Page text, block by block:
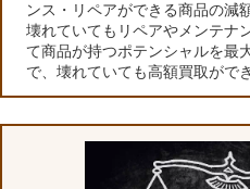
ンス・リペアができる商品の減
壊れていてもリペアやメンテナ
て商品が持つポテンシャルを最
で、壊れていても高額買取がで